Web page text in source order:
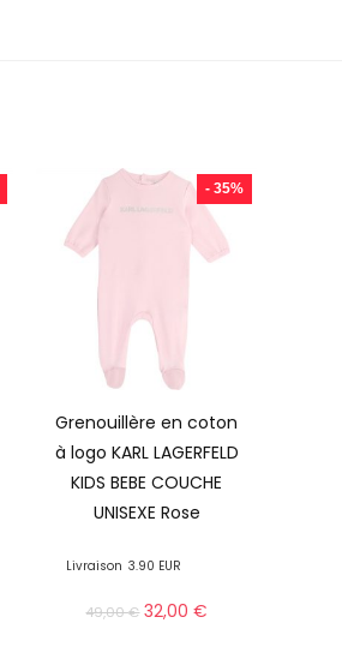
- 35%
Grenouillère en coton
à logo KARL LAGERFELD
KIDS BEBE COUCHE
UNISEXE Rose
Livraison 3.90 EUR
49,00€ 32,00€